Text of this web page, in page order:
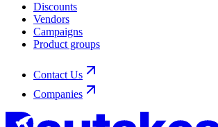
Discounts
Vendors
Campaigns
Product groups
Contact Us
Companies